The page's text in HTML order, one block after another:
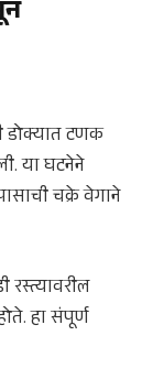
डोक्यात टणक
या घटनेने
चक्रे वेगाने
हा संपूर्ण